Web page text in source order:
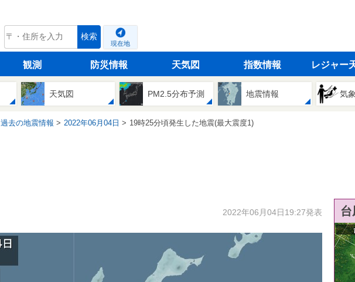
tenki.jp 検索
現在地
観測 防災情報 天気図 指数情報 レジャー
天気図 PM2.5分布予測 地震情報 気
過去の地震情報 2022年06月04日 19時25分頃発生した地震(最大震度1)
2022年06月04日19:27発表